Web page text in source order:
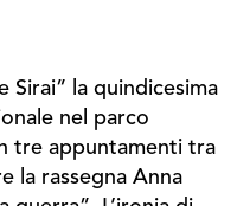
la quindicesima
nel parco
tre appuntamenti tra
la rassegna Anna